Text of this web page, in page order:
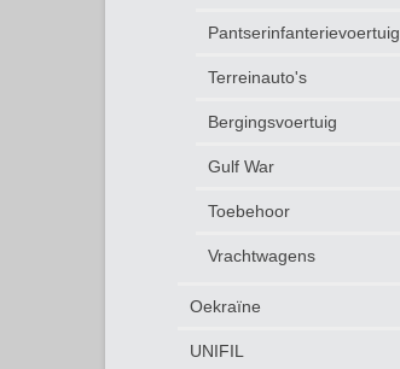
Pantserinfanterievoertuig
Terreinauto's
Bergingsvoertuig
Gulf War
Toebehoor
Vrachtwagens
Oekraïne
UNIFIL